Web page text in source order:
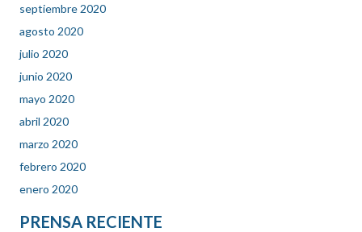
septiembre 2020
agosto 2020
julio 2020
junio 2020
mayo 2020
abril 2020
marzo 2020
febrero 2020
enero 2020
PRENSA RECIENTE